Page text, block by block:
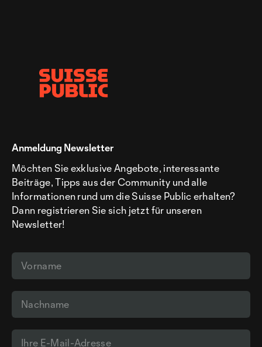
Anmeldung Newsletter
Möchten Sie exklusive Angebote, interessante
Beiträge, Tipps aus der Community und alle
Informationen rund um die Suisse Public erhalten?
Dann registrieren Sie sich jetzt für unseren
Newsletter!